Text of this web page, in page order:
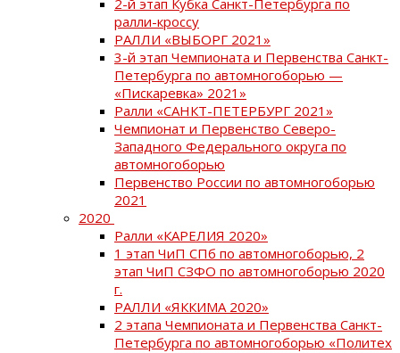
ралли-кроссу
РАЛЛИ «ВЫБОРГ 2021»
3-й этап Чемпионата и Первенства Санкт-
Петербурга по автомногоборью —
«Пискаревка» 2021»
Ралли «САНКТ-ПЕТЕРБУРГ 2021»
Чемпионат и Первенство Северо-
Западного Федерального округа по
автомногоборью
Первенство России по автомногоборью
2021
2020
Ралли «КАРЕЛИЯ 2020»
1 этап ЧиП СПб по автомногоборью, 2
этап ЧиП СЗФО по автомногоборью 2020
г.
РАЛЛИ «ЯККИМА 2020»
2 этапа Чемпионата и Первенства Санкт-
Петербурга по автомногоборью «Политех